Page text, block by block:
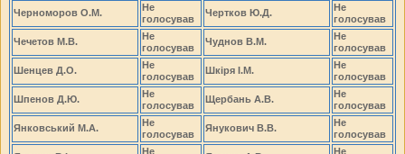
Черноморов О.М.
Не
голосував
Чертков Ю.Д.
Не
голосував
Чечетов М.В.
Не
голосував
Чуднов В.М.
Не
голосував
Шенцев Д.О.
Не
голосував
Шкіря І.М.
Не
голосував
Шпенов Д.Ю.
Не
голосував
Щербань А.В.
Не
голосував
Янковський М.А.
Не
голосував
Янукович В.В.
Не
голосував
Не
Не